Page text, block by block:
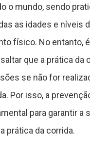
o mundo, sendo
as idades e níveis
físico. No entanto, é
que a prática da
se não for
Por isso, a
para garantir a
prática da corrida.